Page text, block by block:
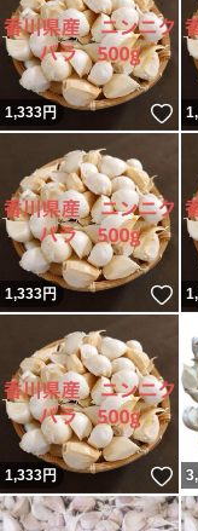
1,333円
1,333円
1,333円